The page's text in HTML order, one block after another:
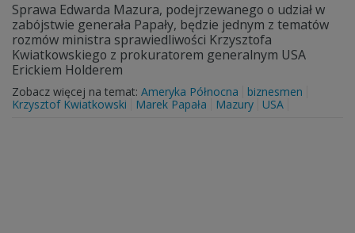
Sprawa Edwarda Mazura, podejrzewanego o udział w
zabójstwie generała Papały, będzie jednym z tematów
rozmów ministra sprawiedliwości Krzysztofa
Kwiatkowskiego z prokuratorem generalnym USA
Erickiem Holderem
Zobacz więcej na temat: Ameryka Północna
biznesmen
Krzysztof Kwiatkowski
Marek Papała Mazury USA